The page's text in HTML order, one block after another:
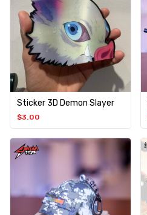
Sticker 3D Demon Slayer
$3.00